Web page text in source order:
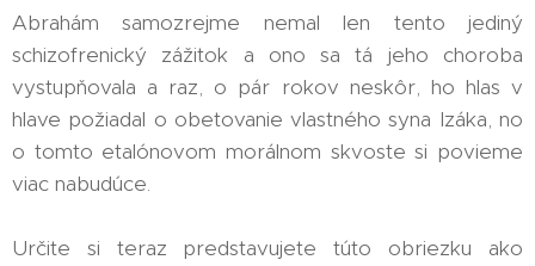
Abrahám samozrejme nemal len tento jediný
schizofrenický zážitok a ono sa tá jeho choroba
vystupňovala a raz, o pár rokov neskôr, ho hlas v
hlave požiadal o obetovanie vlastného syna Izáka, no
o tomto etalónovom morálnom skvoste si povieme
viac nabudúce.
Určite si teraz predstavujete túto obriezku ako